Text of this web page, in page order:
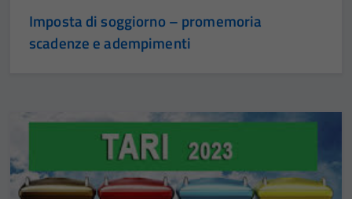
Imposta di soggiorno – promemoria
scadenze e adempimenti